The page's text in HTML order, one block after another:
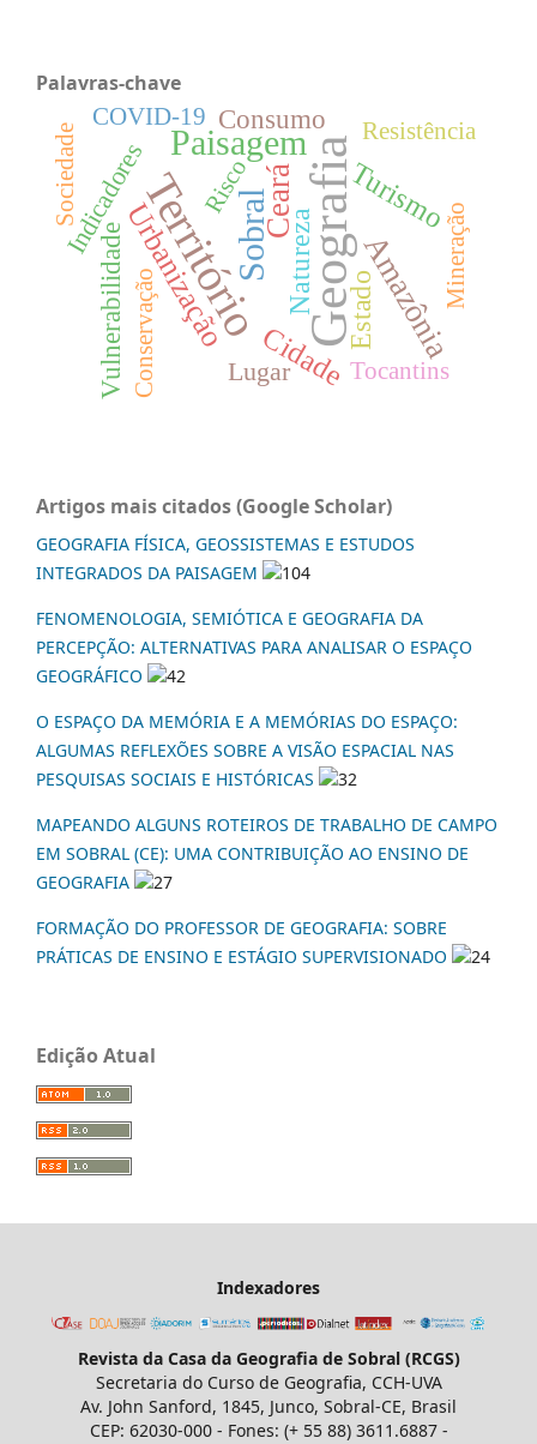
Palavras-chave
Geografia
Território
Sobral
Paisagem
Ceará
Amazônia
Urbanização
Turismo
Cidade
Natureza Estado
Vulnerabilidade
Consumo
Indicadores
Lugar
Resistência
Tocantins
Risco
Sociedade
Mineração
Conservação
COVID-19
Artigos mais citados (Google Scholar)
GEOGRAFIA FÍSICA, GEOSSISTEMAS E ESTUDOS
INTEGRADOS DA PAISAGEM
104
FENOMENOLOGIA, SEMIÓTICA E GEOGRAFIA DA
PERCEPÇÃO: ALTERNATIVAS PARA ANALISAR O ESPAÇO
GEOGRÁFICO
42
O ESPAÇO DA MEMÓRIA E A MEMÓRIAS DO ESPAÇO:
ALGUMAS REFLEXÕES SOBRE A VISÃO ESPACIAL NAS
PESQUISAS SOCIAIS E HISTÓRICAS
32
MAPEANDO ALGUNS ROTEIROS DE TRABALHO DE CAMPO
EM SOBRAL (CE): UMA CONTRIBUIÇÃO AO ENSINO DE
GEOGRAFIA
27
FORMAÇÃO DO PROFESSOR DE GEOGRAFIA: SOBRE
PRÁTICAS DE ENSINO E ESTÁGIO SUPERVISIONADO
24
Edição Atual
Indexadores
Revista da Casa da Geografia de Sobral (RCGS)
Secretaria do Curso de Geografia, CCH-UVA
Av. John Sanford, 1845, Junco, Sobral-CE, Brasil
CEP: 62030-000 - Fones: (+ 55 88) 3611.6887 -